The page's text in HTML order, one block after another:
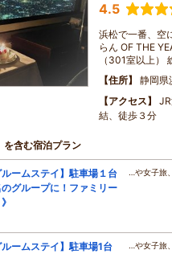
4.5
浜松で一番、空
らん OF THE
（301室以上）
住所
静岡県
アクセス
結、徒歩３分
を含む宿泊プラン
ルームステイ】駐車場１台
グループに！ファミリー
…や女子旅、
ルームステイ】駐車場1台
…や女子旅、